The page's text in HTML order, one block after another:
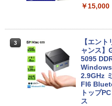
ジネス 在
【1500円
&テンキ
ン 15.6
ore i3-
付き
ノートパ
￥15,000
3
【エン
ャンス
5095
2.9GHz
FI6
トップ
ス